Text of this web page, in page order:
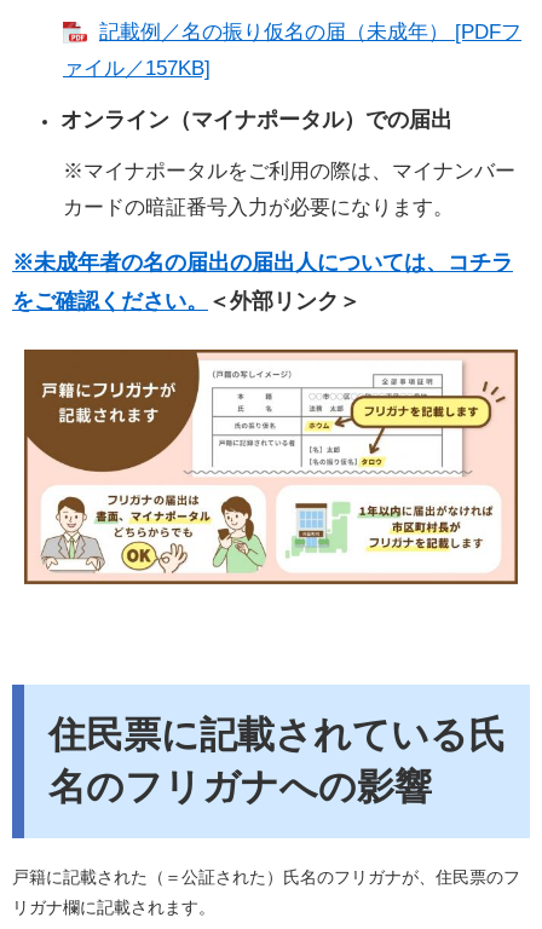
記載例／名の振り仮名の届（未成年） [PDFフ
ァイル／157KB]
オンライン（マイナポータル）での届出
※マイナポータルをご利用の際は、マイナンバー
カードの暗証番号入力が必要になります。
※未成年者の名の届出の届出人については、コチラ
をご確認ください。
＜外部リンク＞
住民票に記載されている氏
名のフリガナへの影響
戸籍に記載された（＝公証された）氏名のフリガナが、住民票のフ
リガナ欄に記載されます。